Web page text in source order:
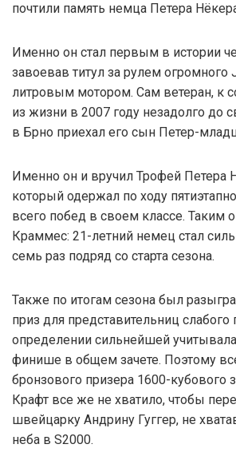
почтили память немца Петера
Именно он стал первым в истории
завоевав титул за рулем огромного
литровым мотором. Сам ветеран, к
из жизни в 2007 году незадолго до
в Брно приехал его сын Петер-
Именно он и вручил Трофей Петера
который одержал по ходу
всего побед в своем классе. Таким
Краммес: 21-летний немец стал
семь раз подряд со старта сезона.
Также по итогам сезона был
приз для представительниц
определении сильнейшей
финише в общем зачете. Поэтому
бронзового призера 1600-кубового
Крафт все же не хватило, чтобы
швейцарку Андрину Гуггер, не
неба в S2000.